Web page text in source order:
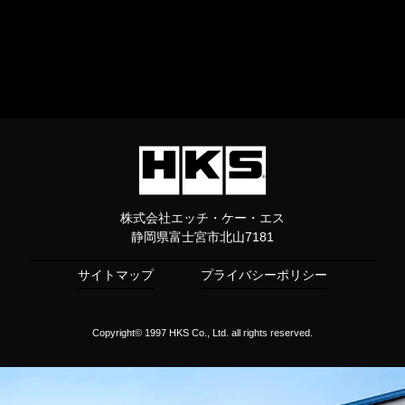
株式会社エッチ・ケー・エス
静岡県富士宮市北山7181
サイトマップ プライバシーポリシー
Copyright© 1997 HKS Co., Ltd. all rights reserved.